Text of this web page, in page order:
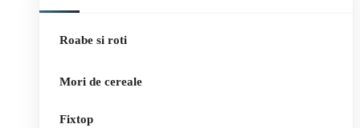
Roabe si roti
Mori de cereale
Fixtop